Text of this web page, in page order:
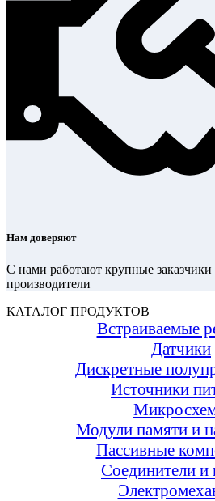
Нам доверяют
С нами работают крупные
производители
КАТАЛОГ ПРОДУКТОВ
Встраиваемые
Датчики
Дискретные
Источники
Модули памяти и
Пассивные
Соединители и